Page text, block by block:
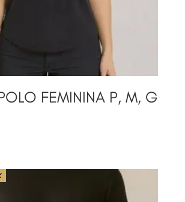
FEMININA P, M, G